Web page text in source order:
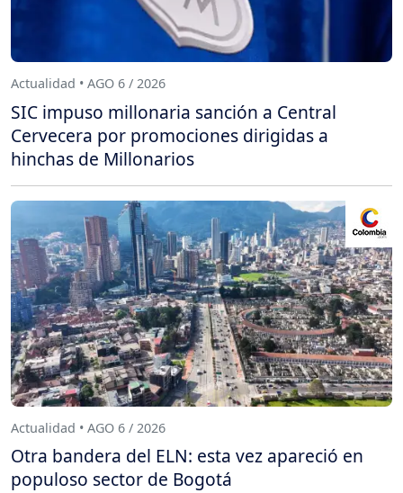
Actualidad • AGO 6 / 2026
SIC impuso millonaria sanción a Central
Cervecera por promociones dirigidas a
hinchas de Millonarios
Actualidad • AGO 6 / 2026
Otra bandera del ELN: esta vez apareció en
populoso sector de Bogotá